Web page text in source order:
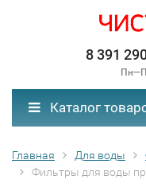
8 391
Каталог
Главная Для воды
Фильтры для воды